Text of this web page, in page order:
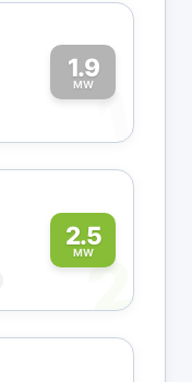
1.9
MW1
2.5
MW2